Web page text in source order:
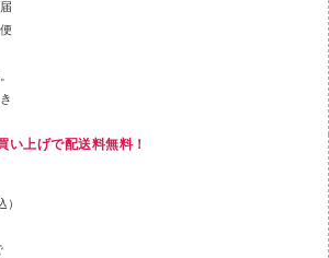
プ
ペンケース
ックスタンド
い上げで配送料無料！
）